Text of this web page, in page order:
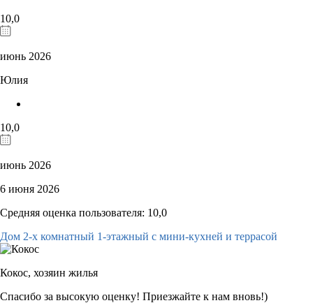
10,0
июнь 2026
Юлия
10,0
июнь 2026
6 июня 2026
Средняя оценка пользователя: 10,0
Дом 2-х комнатный 1-этажный с мини-кухней и террасой
Кокос, хозяин жилья
Спасибо за высокую оценку! Приезжайте к нам вновь!)